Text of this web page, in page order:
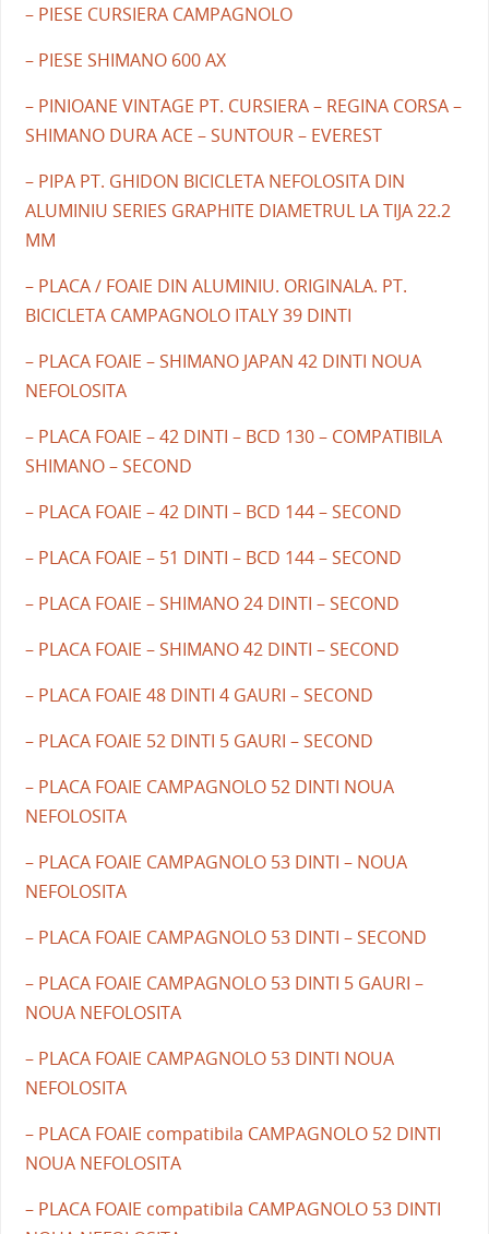
– PIESE CURSIERA CAMPAGNOLO
– PIESE SHIMANO 600 AX
– PINIOANE VINTAGE PT. CURSIERA – REGINA CORSA –
SHIMANO DURA ACE – SUNTOUR – EVEREST
– PIPA PT. GHIDON BICICLETA NEFOLOSITA DIN
ALUMINIU SERIES GRAPHITE DIAMETRUL LA TIJA 22.2
MM
– PLACA / FOAIE DIN ALUMINIU. ORIGINALA. PT.
BICICLETA CAMPAGNOLO ITALY 39 DINTI
– PLACA FOAIE – SHIMANO JAPAN 42 DINTI NOUA
NEFOLOSITA
– PLACA FOAIE – 42 DINTI – BCD 130 – COMPATIBILA
SHIMANO – SECOND
– PLACA FOAIE – 42 DINTI – BCD 144 – SECOND
– PLACA FOAIE – 51 DINTI – BCD 144 – SECOND
– PLACA FOAIE – SHIMANO 24 DINTI – SECOND
– PLACA FOAIE – SHIMANO 42 DINTI – SECOND
– PLACA FOAIE 48 DINTI 4 GAURI – SECOND
– PLACA FOAIE 52 DINTI 5 GAURI – SECOND
– PLACA FOAIE CAMPAGNOLO 52 DINTI NOUA
NEFOLOSITA
– PLACA FOAIE CAMPAGNOLO 53 DINTI – NOUA
NEFOLOSITA
– PLACA FOAIE CAMPAGNOLO 53 DINTI – SECOND
– PLACA FOAIE CAMPAGNOLO 53 DINTI 5 GAURI –
NOUA NEFOLOSITA
– PLACA FOAIE CAMPAGNOLO 53 DINTI NOUA
NEFOLOSITA
– PLACA FOAIE compatibila CAMPAGNOLO 52 DINTI
NOUA NEFOLOSITA
– PLACA FOAIE compatibila CAMPAGNOLO 53 DINTI